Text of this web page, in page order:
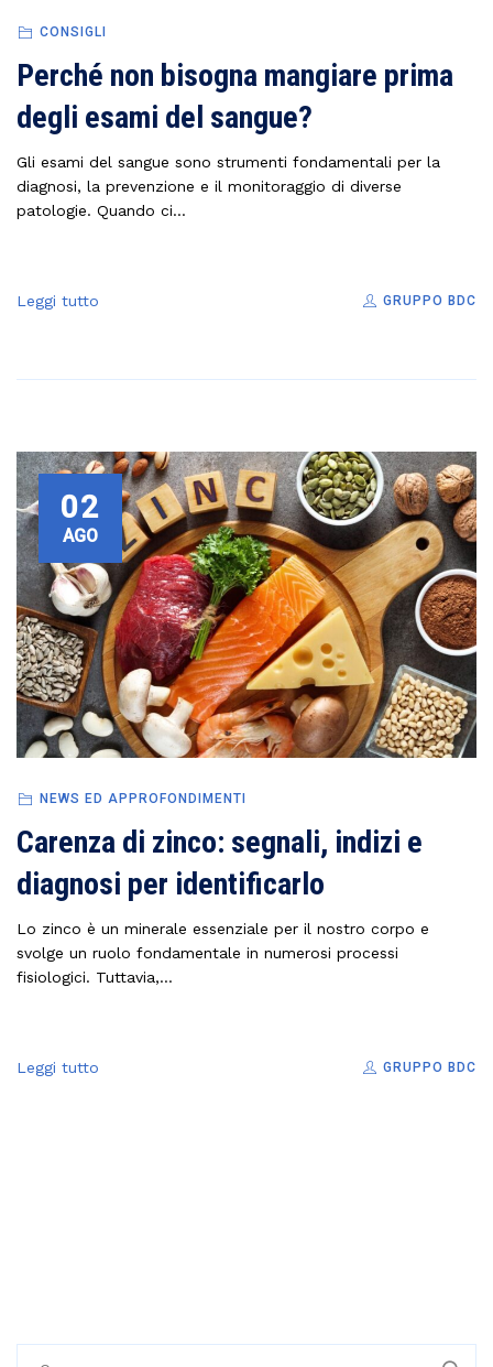
CONSIGLI
Perché non bisogna mangiare prima
degli esami del sangue?
Gli esami del sangue sono strumenti fondamentali per la
diagnosi, la prevenzione e il monitoraggio di diverse
patologie. Quando ci...
Leggi tutto GRUPPO BDC
02
AGO
NEWS ED APPROFONDIMENTI
Carenza di zinco: segnali, indizi e
diagnosi per identificarlo
Lo zinco è un minerale essenziale per il nostro corpo e
svolge un ruolo fondamentale in numerosi processi
fisiologici. Tuttavia,...
Leggi tutto GRUPPO BDC